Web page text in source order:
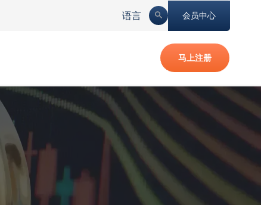
语言 会员中心
马上注册